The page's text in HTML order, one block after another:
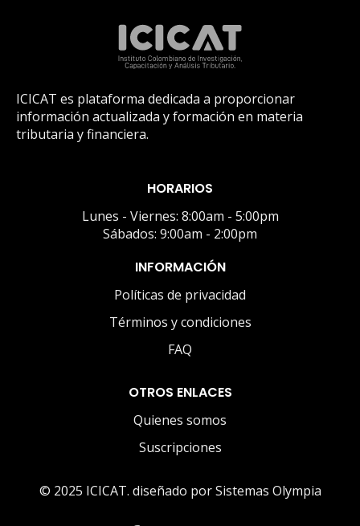
ICICAT es plataforma dedicada a proporcionar
información actualizada y formación en materia
tributaria y financiera.
HORARIOS
Lunes - Viernes: 8:00am - 5:00pm
Sábados: 9:00am - 2:00pm
INFORMACIÓN
Políticas de privacidad
Términos y condiciones
FAQ
OTROS ENLACES
Quienes somos
Suscripciones
© 2025 ICICAT. diseñado por Sistemas Olympia